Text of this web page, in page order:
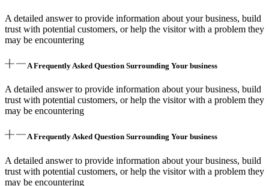
A detailed answer to provide information about your business, build
trust with potential customers, or help the visitor with a problem they
may be encountering
A Frequently Asked Question Surrounding Your business
A detailed answer to provide information about your business, build
trust with potential customers, or help the visitor with a problem they
may be encountering
A Frequently Asked Question Surrounding Your business
A detailed answer to provide information about your business, build
trust with potential customers, or help the visitor with a problem they
may be encountering